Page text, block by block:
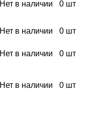
Нет в наличии 0 шт
Нет в наличии
0 шт
Нет в наличии 0 шт
Нет в наличии 0 шт